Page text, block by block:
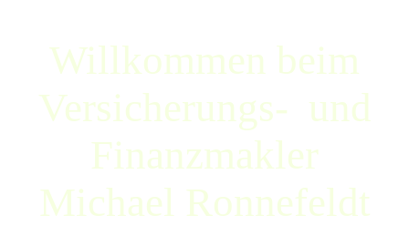
Willkommen beim
Versicherungs- und
Finanzmakler
Michael Ronnefeldt